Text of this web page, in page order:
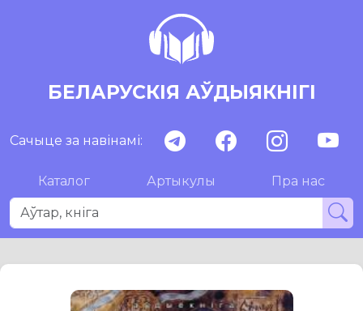
БЕЛАРУСКІЯ АЎДЫЯКНІГІ
Сачыце за навінамі:
Каталог Артыкулы Пра нас